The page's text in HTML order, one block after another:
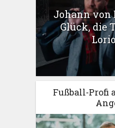
Johann von
Glück, die
Fußball-Profi